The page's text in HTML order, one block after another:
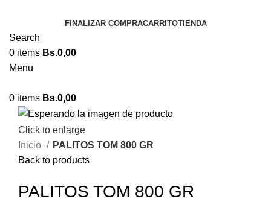
FINALIZAR COMPRACARRITOTIENDA
Search
0 items Bs.0,00
Menu
0 items Bs.0,00
Click to enlarge
Inicio
PALITOS TOM 800 GR
Back to products
PALITOS TOM 800 GR